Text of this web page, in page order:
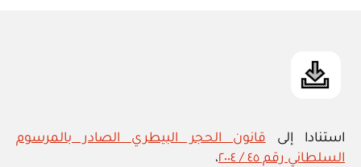
استنادا إلى قانون الحجر البيطري الصادر بالمرسوم
السلطاني رقم ٤٥ / ٢٠٠٤
،